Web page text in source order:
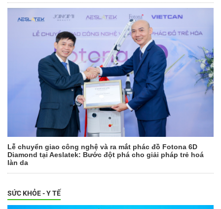
Lễ chuyển giao công nghệ và ra mắt phác đồ Fotona 6D
Diamond tại Aeslatek: Bước đột phá cho giải pháp trẻ hoá
làn da
SỨC KHỎE - Y TẾ